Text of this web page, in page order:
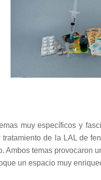
muy específicos y
de la LAL de
Ambos temas provocaron
un espacio muy